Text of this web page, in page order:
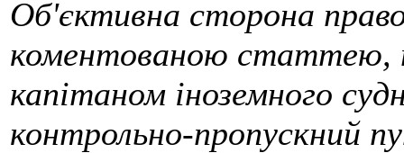
Об'єктивна сторона
коментованою статтею,
капітаном іноземного
контрольно-пропускний